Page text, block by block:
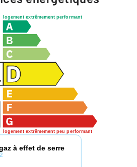
logement extrêmement performant
logement extrêmement peu performant
à effet de serre